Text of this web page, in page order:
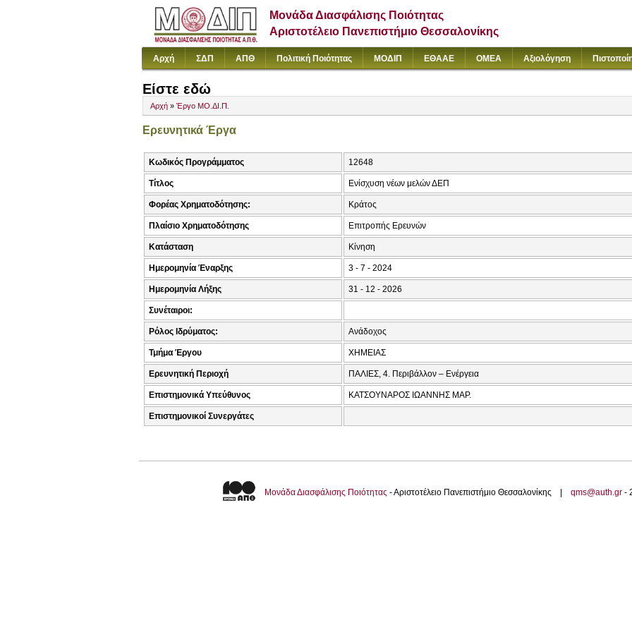
Μονάδα Διασφάλισης Ποιότητας
Αριστοτέλειο Πανεπιστήμιο Θεσσαλονίκης
Αρχή ΣΔΠ ΑΠΘ Πολιτική Ποιότητας ΜΟΔΙΠ ΕΘΑΑΕ ΟΜΕΑ Αξιολόγηση
Είστε εδώ
Αρχή » Έργο ΜΟ.ΔΙ.Π.
Ερευνητικά Έργα
Κωδικός Προγράμματος 12648
Τίτλος Ενίσχυση νέων μελών ΔΕΠ
Φορέας Χρηματοδότησης: Κράτος
Πλαίσιο Χρηματοδότησης Επιτροπής Ερευνών
Κατάσταση Κίνηση
Ημερομηνία Έναρξης 3 - 7 - 2024
Ημερομηνία Λήξης 31 - 12 - 2026
Συνέταιροι:
Ρόλος Ιδρύματος: Ανάδοχος
Τμήμα Έργου ΧΗΜΕΙΑΣ
Ερευνητική Περιοχή ΠΑΛΙΕΣ, 4. Περιβάλλον – Ενέργεια
Επιστημονικά Υπεύθυνος ΚΑΤΣΟΥΝΑΡΟΣ ΙΩΑΝΝΗΣ ΜΑΡ.
Επιστημονικοί Συνεργάτες
Μονάδα Διασφάλισης Ποιότητας - Αριστοτέλειο Πανεπιστήμιο Θεσσαλονίκης | qms@auth.gr -